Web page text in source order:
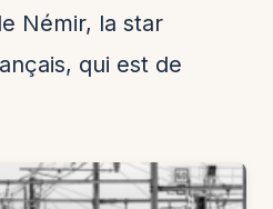
Némir, la star
qui est de